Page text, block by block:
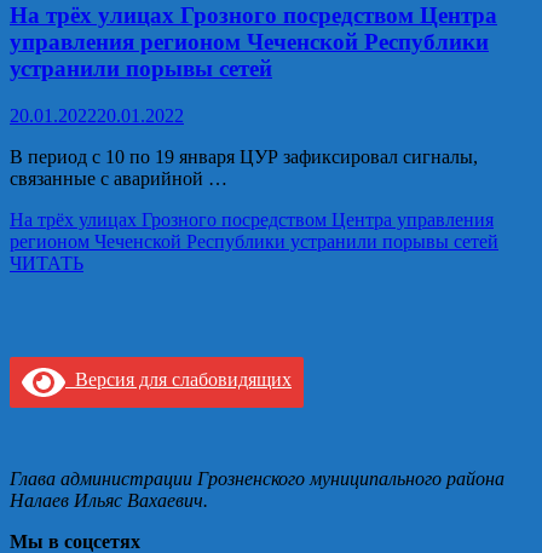
На трёх улицах Грозного посредством Центра
управления регионом Чеченской Республики
устранили порывы сетей
20.01.202220.01.2022
В период с 10 по 19 января ЦУР зафиксировал сигналы,
связанные с аварийной …
На трёх улицах Грозного посредством Центра управления
регионом Чеченской Республики устранили порывы сетей
ЧИТАТЬ
Версия для слабовидящих
Глава администрации Грозненского муниципального района
Налаев Ильяс Вахаевич.
Мы в соцсетях